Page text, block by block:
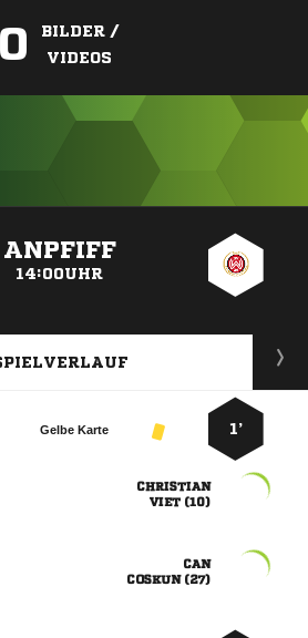
0
BILDER /
VIDEOS
ANPFIFF
14:00UHR
1’
Gelbe Karte

 

 